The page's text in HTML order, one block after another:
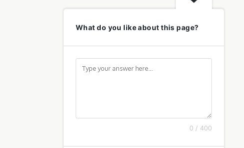
What do you like about this page?
0 / 400